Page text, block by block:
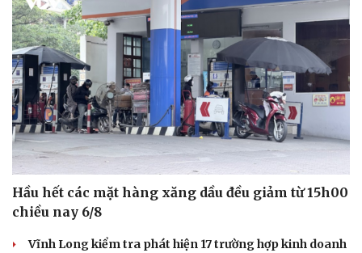
Thông tin doanh nghiệp
Doanh nghiệp 24h
Doanh nhân
Vì cộng đồng
Sành điệu
Tin Công nghệ
Trải nghiệm
Chuyển đổi số
Hầu hết các mặt hàng xăng dầu đều giảm từ 15h00
chiều nay 6/8
Vĩnh Long kiểm tra phát hiện 17 trường hợp kinh doanh